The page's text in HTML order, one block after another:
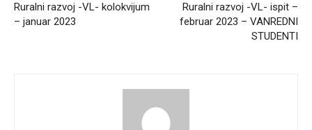
Ruralni razvoj -VL- kolokvijum
– januar 2023
Ruralni razvoj -VL- ispit –
februar 2023 – VANREDNI
STUDENTI